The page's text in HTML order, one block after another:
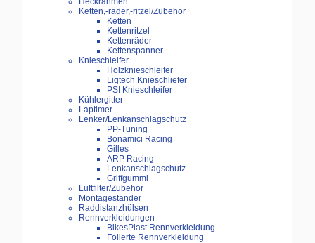
Ketten,-räder,-ritzel/Zubehör
Ketten
Kettenritzel
Kettenräder
Kettenspanner
Knieschleifer
Holzknieschleifer
Ligtech Knieschliefer
PSI Knieschleifer
Kühlergitter
Laptimer
Lenker/Lenkanschlagschutz
PP-Tuning
Bonamici Racing
Gilles
ARP Racing
Lenkanschlagschutz
Griffgummi
Luftfilter/Zubehör
Montageständer
Raddistanzhülsen
Rennverkleidungen
BikesPlast Rennverkleidung
Folierte Rennverkleidung